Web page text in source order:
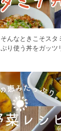
んなときこそスタ
り使う丼をガッツ